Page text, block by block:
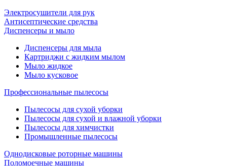
Электросушители для рук
Антисептические средства
Диспенсеры и мыло
Диспенсеры для мыла
Картриджи с жидким мылом
Мыло жидкое
Мыло кусковое
Профессиональные пылесосы
Пылесосы для сухой уборки
Пылесосы для сухой и влажной уборки
Пылесосы для химчистки
Промышленные пылесосы
Однодисковые роторные машины
Поломоечные машины